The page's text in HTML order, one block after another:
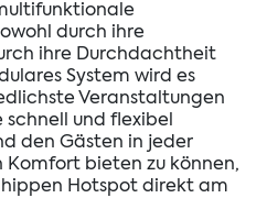
durch ihre
ihre Durchdachtheit
System wird es
Veranstaltungen
und flexibel
den Gästen in jeder
bieten zu können,
Hotspot direkt am